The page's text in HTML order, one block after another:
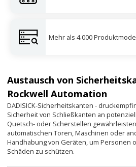
Mehr als 4.000
Austausch von
Rockwell Automation
DADISICK-Sicherheitskanten -
Sicherheit von Schließkanten an
Quetsch- oder Scherstellen
automatischen Toren, Maschinen oder
Handhabung von Geräten, um Personen
Schäden zu schützen.